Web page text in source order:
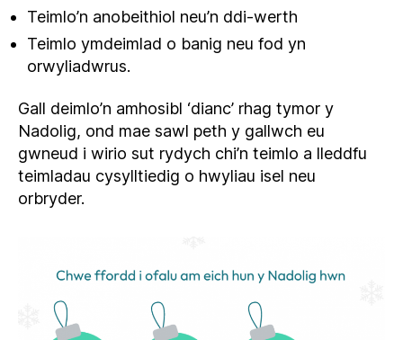
Teimlo’n anobeithiol neu’n ddi-werth
Teimlo ymdeimlad o banig neu fod yn
orwyliadwrus.
Gall deimlo’n amhosibl ‘dianc’ rhag tymor y
Nadolig, ond mae sawl peth y gallwch eu
gwneud i wirio sut rydych chi’n teimlo a lleddfu
teimladau cysylltiedig o hwyliau isel neu
orbryder.